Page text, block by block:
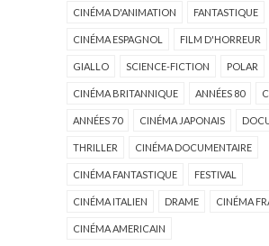
CINÉMA D'ANIMATION FANTASTIQUE
CINÉMA ESPAGNOL FILM D'HORREUR
GIALLO SCIENCE-FICTION POLAR
CINÉMA BRITANNIQUE ANNÉES 80
ANNÉES 70 CINÉMA JAPONAIS
THRILLER CINÉMA DOCUMENTAIRE
CINÉMA FANTASTIQUE FESTIVAL
CINÉMA ITALIEN DRAME CINÉMA
CINÉMA AMERICAIN